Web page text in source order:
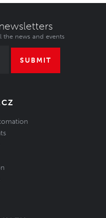
the news and events
SUBMIT